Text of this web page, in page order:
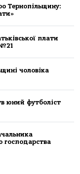
Тернопільщину:
плати
чоловіка
юний футболіст
господарства